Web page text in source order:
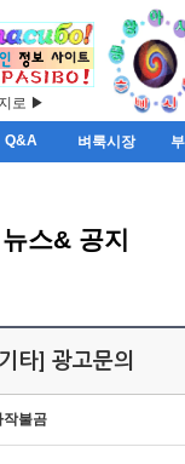
로 ▶
Q&A 벼룩시장
뉴스& 공지
타] 광고문의
작불곰